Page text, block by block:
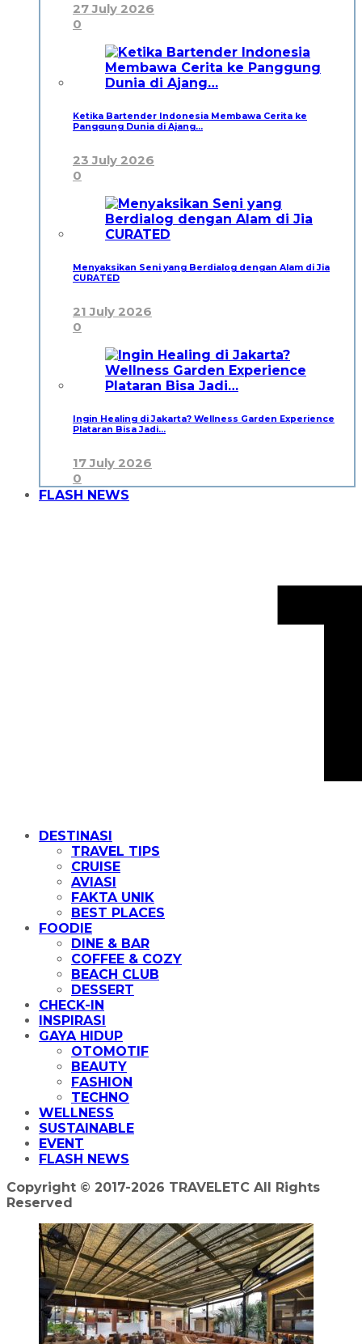
27 July 2026
0
Ketika Bartender Indonesia Membawa Cerita ke
Panggung Dunia di Ajang…
23 July 2026
0
Menyaksikan Seni yang Berdialog dengan Alam di Jia
CURATED
21 July 2026
0
Ingin Healing di Jakarta? Wellness Garden Experience
Plataran Bisa Jadi…
17 July 2026
0
FLASH NEWS
DESTINASI
TRAVEL TIPS
CRUISE
AVIASI
FAKTA UNIK
BEST PLACES
FOODIE
DINE & BAR
COFFEE & COZY
BEACH CLUB
DESSERT
CHECK-IN
INSPIRASI
GAYA HIDUP
OTOMOTIF
BEAUTY
FASHION
TECHNO
WELLNESS
SUSTAINABLE
EVENT
FLASH NEWS
Copyright © 2017-2026 TRAVELETC All Rights
Reserved